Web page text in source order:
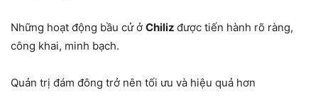
Những hoạt động bầu cử ở Chiliz được tiến hành rõ ràng,
công khai, minh bạch.
Quản trị đám đông trở nên tối ưu và hiệu quả hơn